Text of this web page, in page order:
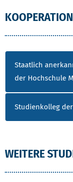
Staatlich
der Hochschule
Studienkolleg
WEITERE